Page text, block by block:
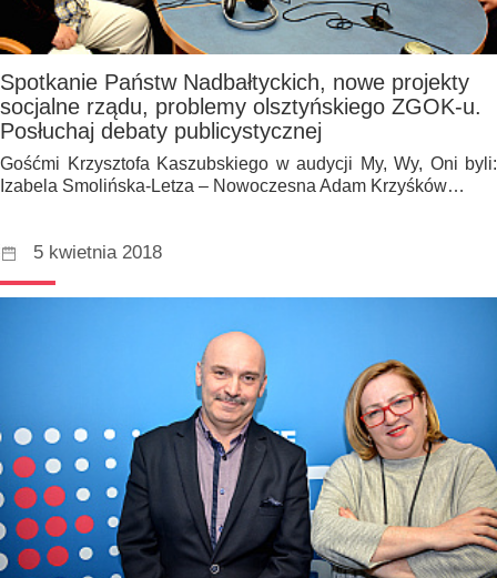
Spotkanie Państw Nadbałtyckich, nowe projekty
socjalne rządu, problemy olsztyńskiego ZGOK-u.
Posłuchaj debaty publicystycznej
Gośćmi Krzysztofa Kaszubskiego w audycji My, Wy, Oni byli:
Izabela Smolińska-Letza – Nowoczesna Adam Krzyśków…
5 kwietnia 2018